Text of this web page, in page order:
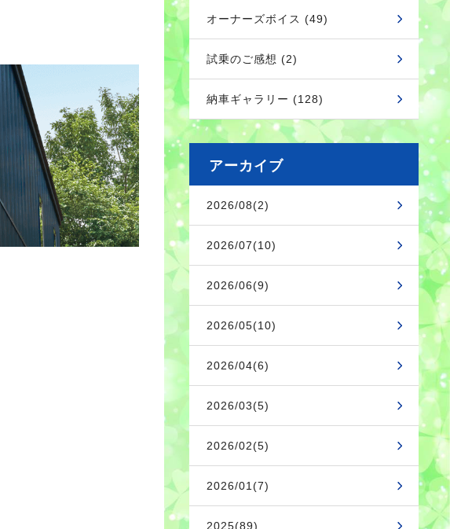
オーナーズボイス (49)
試乗のご感想 (2)
納車ギャラリー (128)
アーカイブ
2026/08(2)
2026/07(10)
2026/06(9)
2026/05(10)
2026/04(6)
2026/03(5)
2026/02(5)
2026/01(7)
2025(89)